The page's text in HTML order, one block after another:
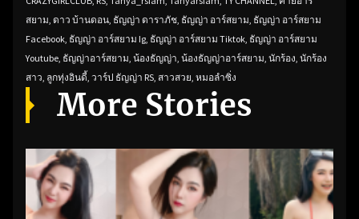
สยาม, ดาว บ้านดอน, ธัญญ่า ดาราภัช, ธัญญ่า อาร์สยาม, ธัญญ่า อาร์สยาม
Facebook, ธัญญ่า อาร์สยาม Ig, ธัญญ่า อาร์สยาม Tiktok, ธัญญ่า อาร์สยาม
Youtube, ธัญญ่าอาร์สยาม, น้องธัญญ่า, น้องธัญญ่าอาร์สยาม, นักร้อง, นักร้อง
สาว, ลูกทุ่งอินดี้, วาร์ป ธัญญ่า RS, สาวสวย, หมอลำซิ่ง
More Stories